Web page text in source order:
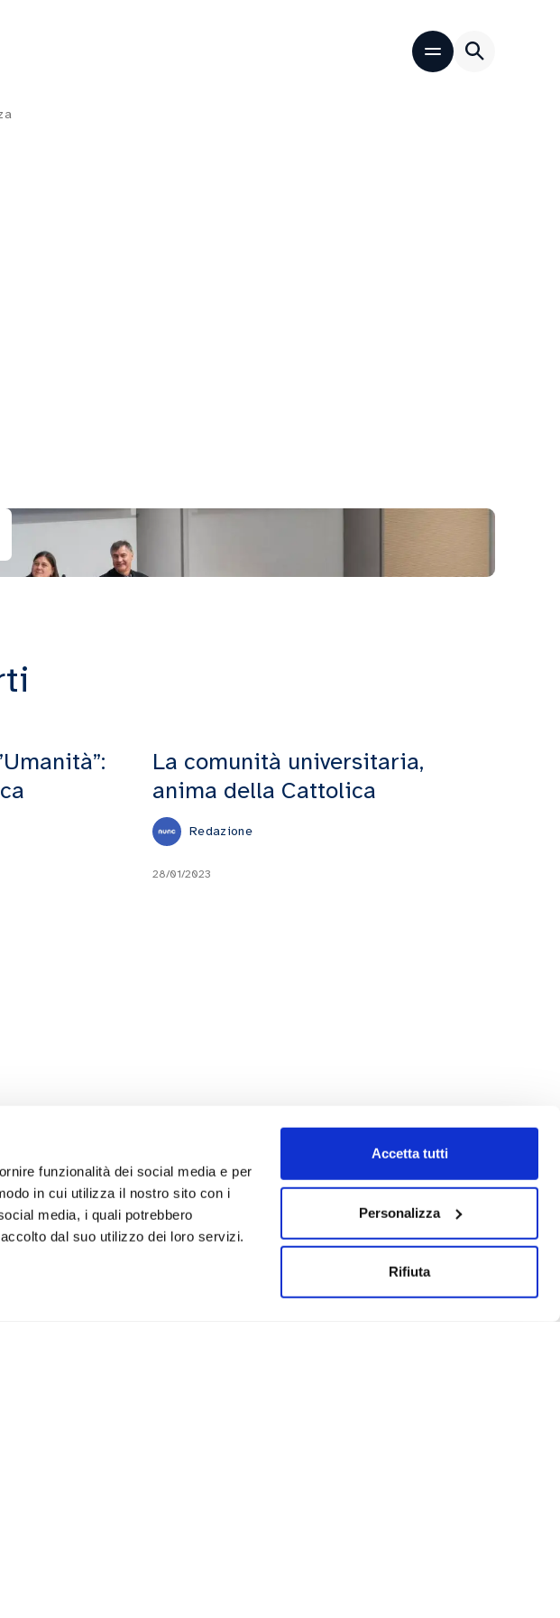
funzionalità dei social media e per
in cui utilizza il nostro sito con i
media, i quali potrebbero
dal suo utilizzo dei loro servizi.
Accetta tutti
Personalizza
Rifiuta
La comunità universitaria,
anima della Cattolica
Redazione
28/01/2023